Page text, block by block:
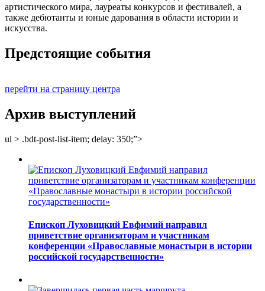
артистического мира, лауреаты конкурсов и фестивалей, а
также дебютанты и юные дарования в области истории и
искусства.
Предстоящие события
перейти на страницу центра
Архив выступлений
ul > .bdt-post-list-item; delay: 350;”>
Епископ Луховицкий Евфимий направил
приветствие организаторам и участникам
конференции «Православные монастыри в истории
российской государственности»